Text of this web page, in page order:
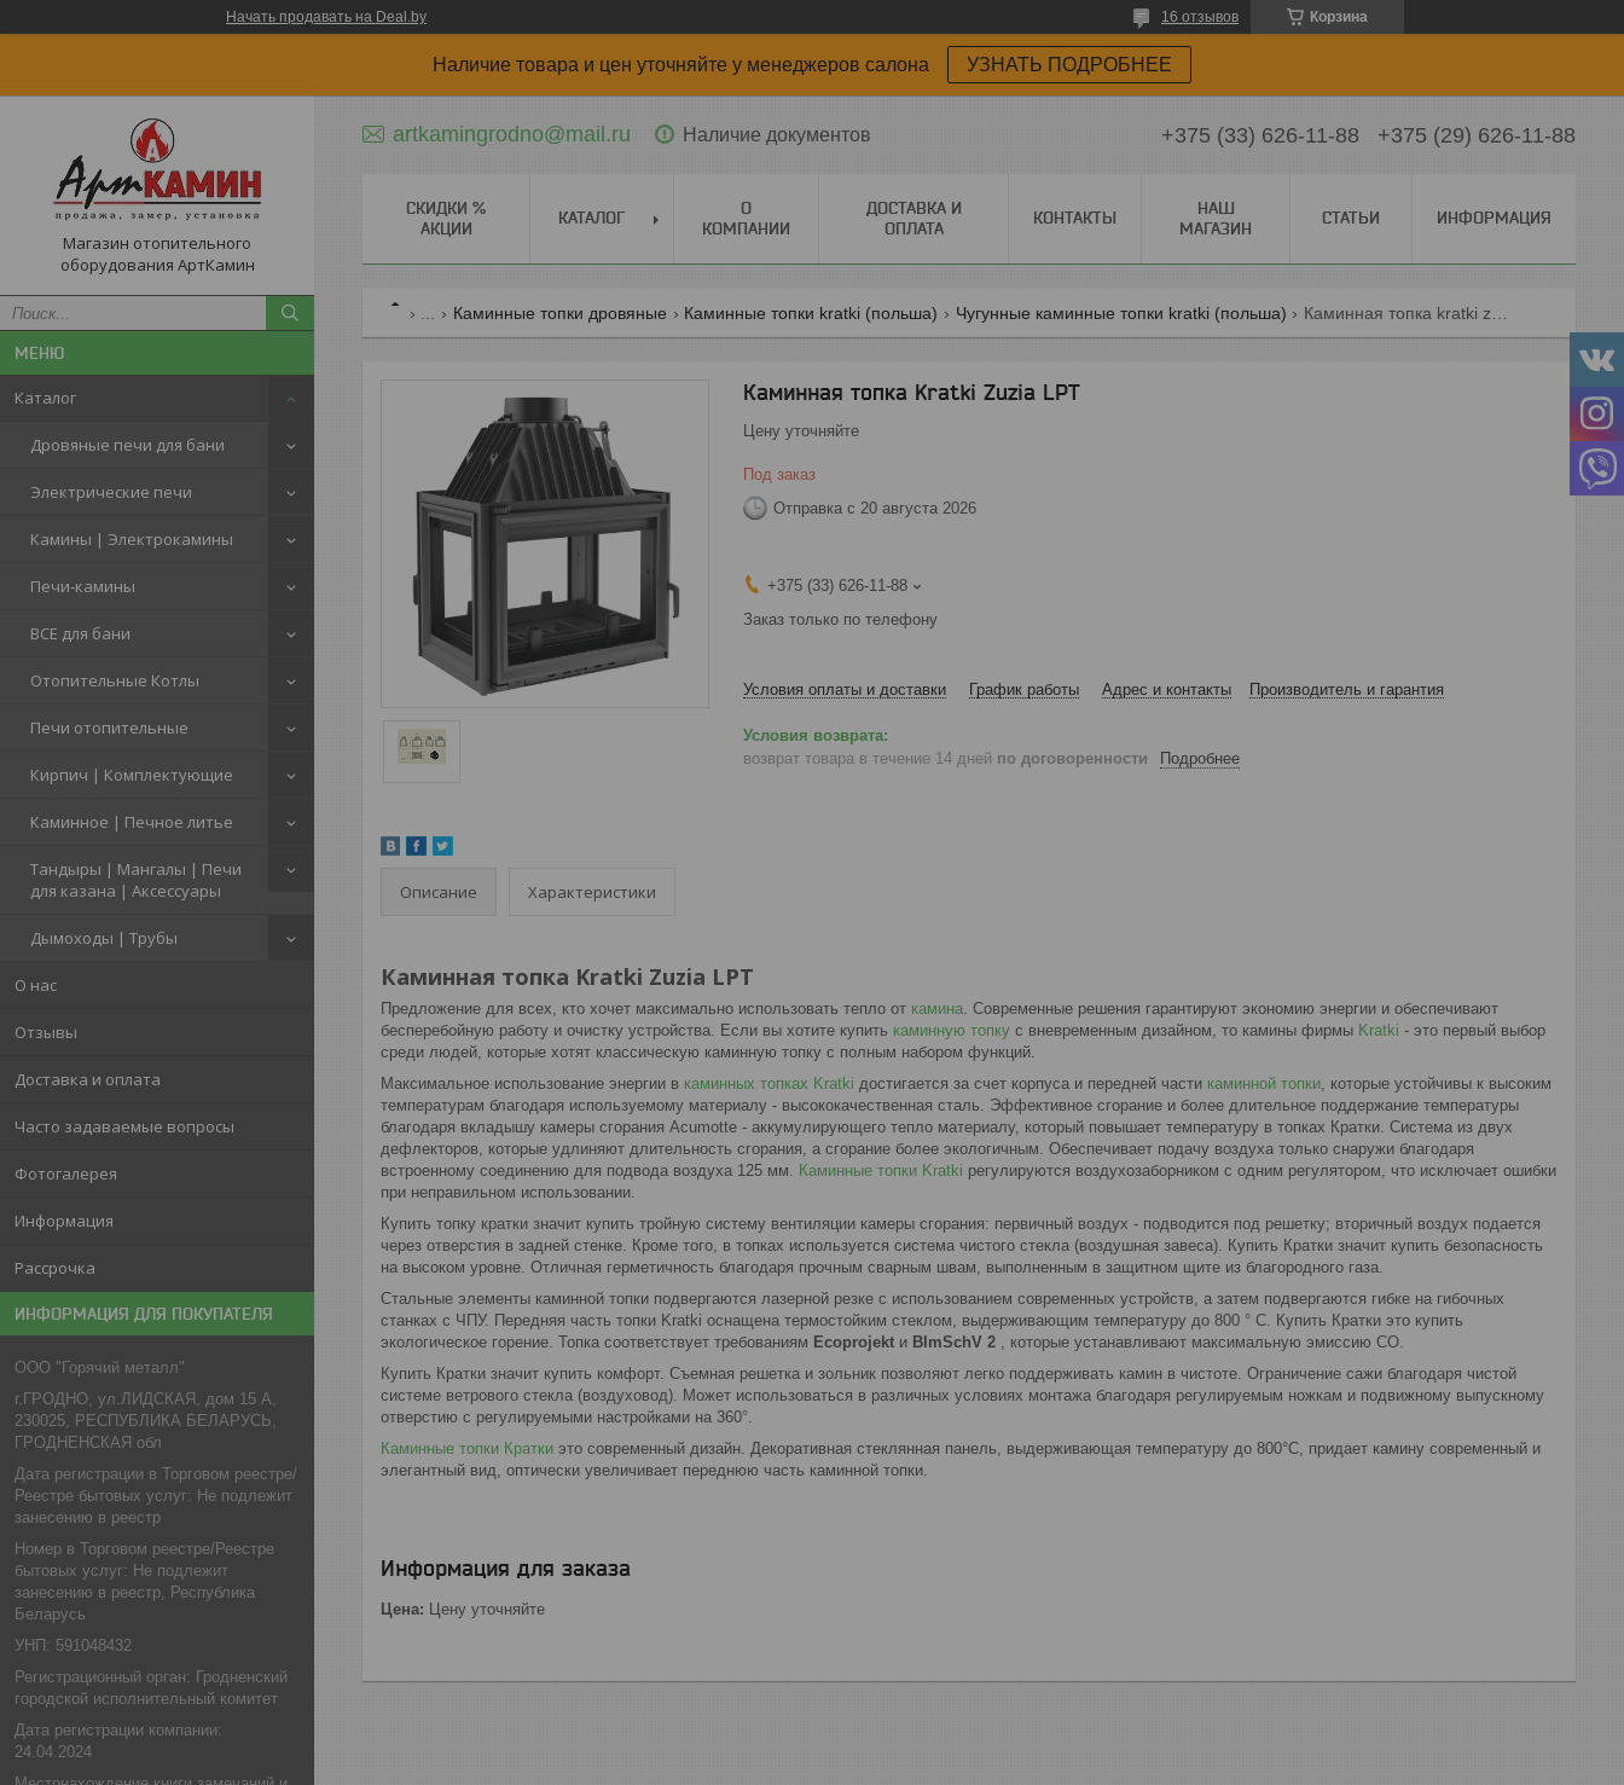
Начать продавать на Deal.by Корзина
16 отзывов
Наличие товара и цен уточняйте у менеджеров салона УЗНАТЬ ПОДРОБНЕЕ
Магазин отопительного
оборудования АртКамин
Каталог
Дровяные печи для бани
Электрические печи
Камины | Электрокамины
Печи-камины
ВСЕ для бани
Отопительные Котлы
Печи отопительные
Кирпич | Комплектующие
Каминное | Печное литье
Тандыры | Мангалы | Печи
для казана | Аксессуары
Дымоходы | Трубы
О нас
Отзывы
Доставка и оплата
Часто задаваемые вопросы
Фотогалерея
Информация
Рассрочка
ИНФОРМАЦИЯ ДЛЯ ПОКУПАТЕЛЯ
ООО "Горячий металл"
г.ГРОДНО, ул.ЛИДСКАЯ, дом 15 А,
230025, РЕСПУБЛИКА БЕЛАРУСЬ,
ГРОДНЕНСКАЯ обл
Дата регистрации в Торговом реестре/
Реестре бытовых услуг: Не подлежит
занесению в реестр
Номер в Торговом реестре/Реестре
бытовых услуг: Не подлежит
занесению в реестр, Республика
Беларусь
УНП: 591048432
Регистрационный орган: Гродненский
городской исполнительный комитет
Дата регистрации компании:
24.04.2024
artkamingrodno@mail.ru Наличие документов +375 (33) 626-11-88 +375 (29) 626-11-88
СКИДКИ %
АКЦИИ
КАТАЛОГ
О
КОМПАНИИ
ДОСТАВКА И
ОПЛАТА
КОНТАКТЫ
НАШ
МАГАЗИН
СТАТЬИ ИНФОРМАЦИЯ
Каминные топки дровяные Каминные топки kratki (польша) Чугунные каминные топки kratki (польша)
Каминная топка Kratki Zuzia LPT
Цену уточняйте
Под заказ
Отправка с 20 августа 2026
+375 (33) 626-11-88
Заказ только по телефону
Условия оплаты и доставки График работы Адрес и контакты Производитель и гарантия
возврат товара в течение 14 дней по договоренности Подробнее
Описание Характеристики
Каминная топка Kratki Zuzia LPT
Предложение для всех, кто хочет максимально использовать тепло от камина. Современные решения гарантируют экономию энергии и обеспечивают
бесперебойную работу и очистку устройства. Если вы хотите купить каминную топку с вневременным дизайном, то камины фирмы Kratki - это первый выбор
среди людей, которые хотят классическую каминную топку с полным набором функций.
Максимальное использование энергии в каминных топках Kratki достигается за счет корпуса и передней части каминной топки, которые устойчивы к высоким
температурам благодаря используемому материалу - высококачественная сталь. Эффективное сгорание и более длительное поддержание температуры
благодаря вкладышу камеры сгорания Acumotte - аккумулирующего тепло материалу, который повышает температуру в топках Кратки. Система из двух
дефлекторов, которые удлиняют длительность сгорания, а сгорание более экологичным. Обеспечивает подачу воздуха только снаружи благодаря
встроенному соединению для подвода воздуха 125 мм. Каминные топки Kratki регулируются воздухозаборником с одним регулятором, что исключает ошибки
при неправильном использовании.
Купить топку кратки значит купить тройную систему вентиляции камеры сгорания: первичный воздух - подводится под решетку; вторичный воздух подается
через отверстия в задней стенке. Кроме того, в топках используется система чистого стекла (воздушная завеса). Купить Кратки значит купить безопасность
на высоком уровне. Отличная герметичность благодаря прочным сварным швам, выполненным в защитном щите из благородного газа.
Стальные элементы каминной топки подвергаются лазерной резке с использованием современных устройств, а затем подвергаются гибке на гибочных
станках с ЧПУ. Передняя часть топки Kratki оснащена термостойким стеклом, выдерживающим температуру до 800 ° С. Купить Кратки это купить
экологическое горение. Топка соответствует требованиям Ecoprojekt и BImSchV 2 , которые устанавливают максимальную эмиссию CO.
Купить Кратки значит купить комфорт. Съемная решетка и зольник позволяют легко поддерживать камин в чистоте. Ограничение сажи благодаря чистой
системе ветрового стекла (воздуховод). Может использоваться в различных условиях монтажа благодаря регулируемым ножкам и подвижному выпускному
отверстию с регулируемыми настройками на 360°.
Каминные топки Кратки это современный дизайн. Декоративная стеклянная панель, выдерживающая температуру до 800°C, придает камину современный и
элегантный вид, оптически увеличивает переднюю часть каминной топки.
Информация для заказа
Цена: Цену уточняйте